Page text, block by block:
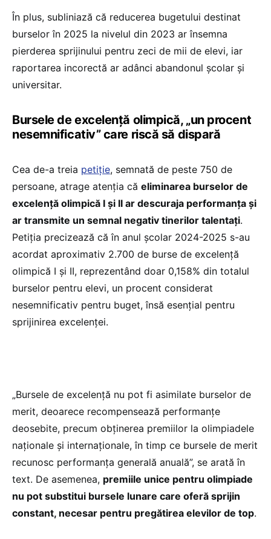
În plus, subliniază că reducerea bugetului destinat
burselor în 2025 la nivelul din 2023 ar însemna
pierderea sprijinului pentru zeci de mii de elevi, iar
raportarea incorectă ar adânci abandonul școlar și
universitar.
Bursele de excelență olimpică, „un procent
nesemnificativ” care riscă să dispară
Cea de-a treia petiție, semnată de peste 750 de
persoane, atrage atenția că eliminarea burselor de
excelență olimpică I și II ar descuraja performanța și
ar transmite un semnal negativ tinerilor talentați.
Petiția precizează că în anul școlar 2024-2025 s-au
acordat aproximativ 2.700 de burse de excelență
olimpică I și II, reprezentând doar 0,158% din totalul
burselor pentru elevi, un procent considerat
nesemnificativ pentru buget, însă esențial pentru
sprijinirea excelenței.
„Bursele de excelență nu pot fi asimilate burselor de
merit, deoarece recompensează performanțe
deosebite, precum obținerea premiilor la olimpiadele
naționale și internaționale, în timp ce bursele de merit
recunosc performanța generală anuală”, se arată în
text. De asemenea, premiile unice pentru olimpiade
nu pot substitui bursele lunare care oferă sprijin
constant, necesar pentru pregătirea elevilor de top.